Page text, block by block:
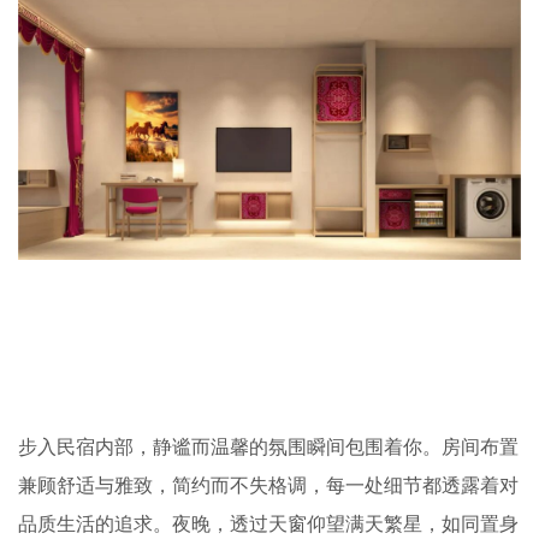
步入民宿内部，静谧而温馨的氛围瞬间包围着你。房间布置
兼顾舒适与雅致，简约而不失格调，每一处细节都透露着对
品质生活的追求。夜晚，透过天窗仰望满天繁星，如同置身